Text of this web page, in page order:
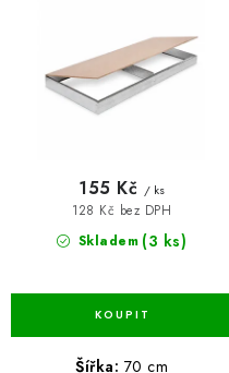
Hodnocení obchodu
Odstoupení od kupní smlouvy
Obchodní a dodací podmínky
Skladem (3 ks)
128 Kč bez DPH
155 Kč / ks
Šířka: 70 cm